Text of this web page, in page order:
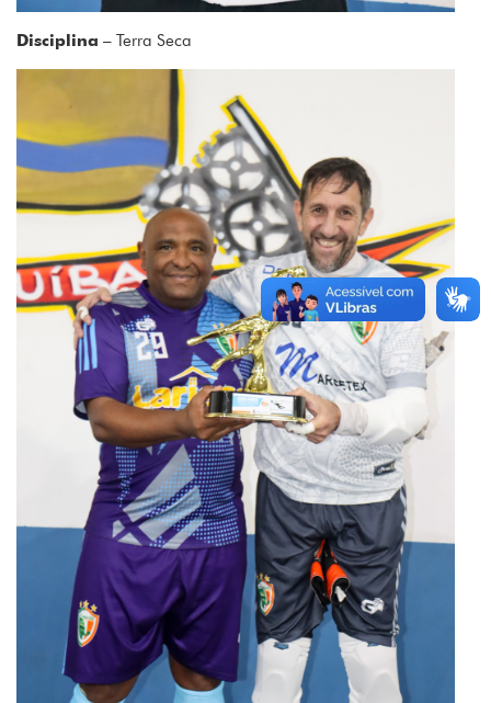
Disciplina – Terra Seca